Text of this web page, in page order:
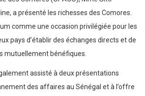
a présenté les richesses des Comores.
comme une occasion privilégiée pour les
pays d’établir des échanges directs et de
mutuellement bénéfiques.
assisté à deux présentations
des affaires au Sénégal et à l’offre